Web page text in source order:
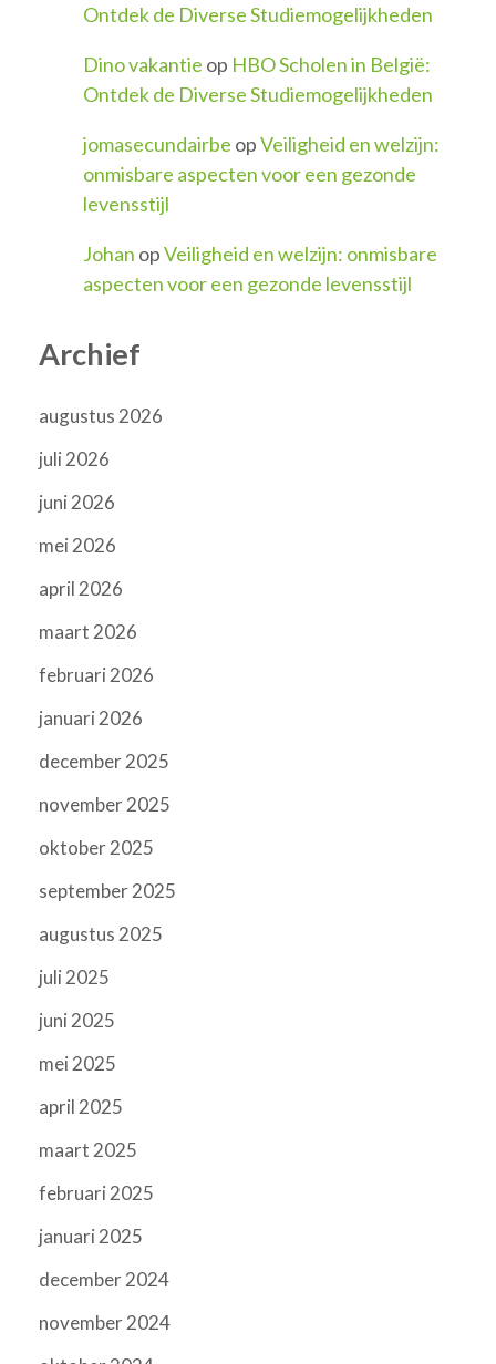
Ontdek de Diverse Studiemogelijkheden
Dino vakantie op HBO Scholen in België:
Ontdek de Diverse Studiemogelijkheden
jomasecundairbe opVeiligheid en welzijn:
onmisbare aspecten voor een gezonde
levensstijl
Johan opVeiligheid en welzijn: onmisbare
aspecten voor een gezonde levensstijl
Archief
augustus 2026
juli 2026
juni 2026
mei 2026
april 2026
maart 2026
februari 2026
januari 2026
december 2025
november 2025
oktober 2025
september 2025
augustus 2025
juli 2025
juni 2025
mei 2025
april 2025
maart 2025
februari 2025
januari 2025
december 2024
november 2024